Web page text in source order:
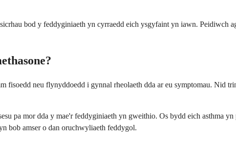
bod y feddyginiaeth yn cyrraedd eich ysgyfaint yn iawn. Peidiwch
fisoedd neu flynyddoedd i gynnal rheolaeth dda ar eu symptomau. Nid
pa mor dda y mae'r feddyginiaeth yn gweithio. Os bydd eich asthma
bob amser o dan oruchwyliaeth feddygol.